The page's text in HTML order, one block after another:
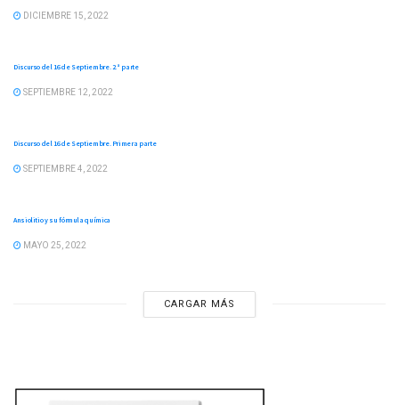
DICIEMBRE 15, 2022
Discurso del 16 de Septiembre. 2.ª parte
SEPTIEMBRE 12, 2022
Discurso del 16 de Septiembre. Primera parte
SEPTIEMBRE 4, 2022
Ansiolitio y su fórmula química
MAYO 25, 2022
CARGAR MÁS